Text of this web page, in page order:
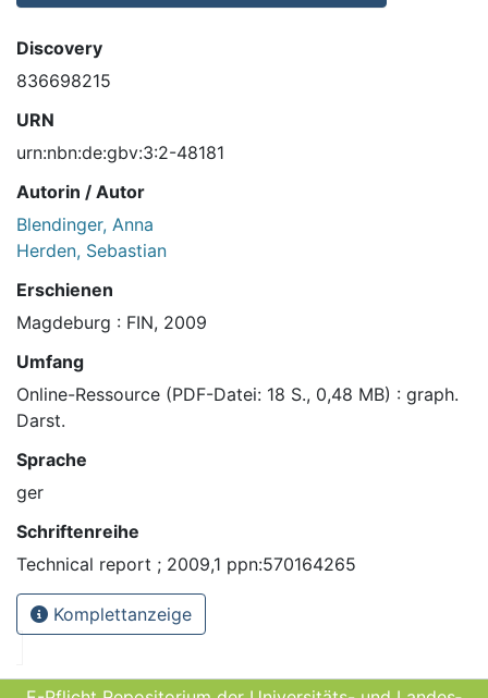
Discovery
836698215
URN
urn:nbn:de:gbv:3:2-48181
Autorin / Autor
Blendinger, Anna
Herden, Sebastian
Erschienen
Magdeburg : FIN, 2009
Umfang
Online-Ressource (PDF-Datei: 18 S., 0,48 MB) : graph.
Darst.
Sprache
ger
Schriftenreihe
Technical report ; 2009,1 ppn:570164265
Komplettanzeige